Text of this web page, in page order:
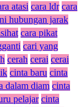
atasi cara ldr cara
hubungan jarak
cara pikat
cari yang
cerah cerai cerai
cinta baru cinta
dalam diam cinta
pelajar cinta